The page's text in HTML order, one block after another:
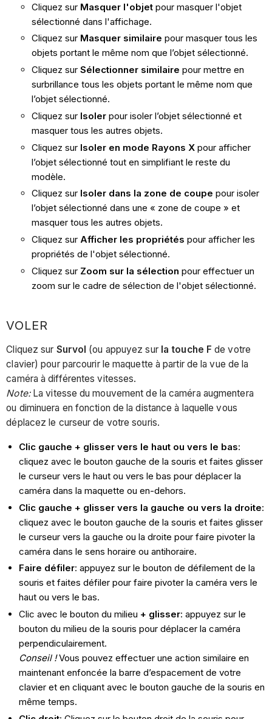
Cliquez sur Masquer l'objetpour masquer l'objet
sélectionné dans l'affichage.
Cliquez sur Masquer similaire pour masquer tous les
objets portant le même nom que l’objet sélectionné.
Cliquez surSélectionner similaire pour mettre en
surbrillance tous les objets portant le même nom que
l’objet sélectionné.
Cliquez sur Isoler pour isoler l’objet sélectionné et
masquer tous les autres objets.
Cliquez sur Isoler en mode Rayons X pour afficher
l’objet sélectionné tout en simplifiant le reste du
modèle.
Cliquez sur Isoler dans la zone de coupepour isoler
l’objet sélectionné dans une « zone de coupe » et
masquer tous les autres objets.
Cliquez sur Afficher les propriétés pour afficher les
propriétés de l'objet sélectionné.
Cliquez sur Zoom sur la sélection pour effectuer un
zoom sur le cadre de sélection de l'objet sélectionné.
VOLER
Cliquez sur Survol (ou appuyez sur la touche F de votre
clavier) pour parcourir le maquette à partir de la vue de la
caméra à différentes vitesses.
Note: La vitesse du mouvement de la caméra augmentera
ou diminuera en fonction de la distance à laquelle vous
déplacez le curseur de votre souris.
Clic gauche + glisser vers le haut ou vers le bas:
cliquez avec le bouton gauche de la souris et faites glisser
le curseur vers le haut ou vers le bas pour déplacer la
caméra dans la maquette ou en-dehors.
Clic gauche + glisser vers la gauche ou vers la droite:
cliquez avec le bouton gauche de la souris et faites glisser
le curseur vers la gauche ou la droite pour faire pivoter la
caméra dans le sens horaire ou antihoraire.
Faire défiler: appuyez sur le bouton de défilement de la
souris et faites défiler pour faire pivoter la caméra vers le
haut ou vers le bas.
Clic avec le bouton du milieu + glisser: appuyez sur le
bouton du milieu de la souris pour déplacer la caméra
perpendiculairement.
Conseil !Vous pouvez effectuer une action similaire en
maintenant enfoncée la barre d’espacement de votre
clavier et en cliquant avec le bouton gauche de la souris en
même temps.